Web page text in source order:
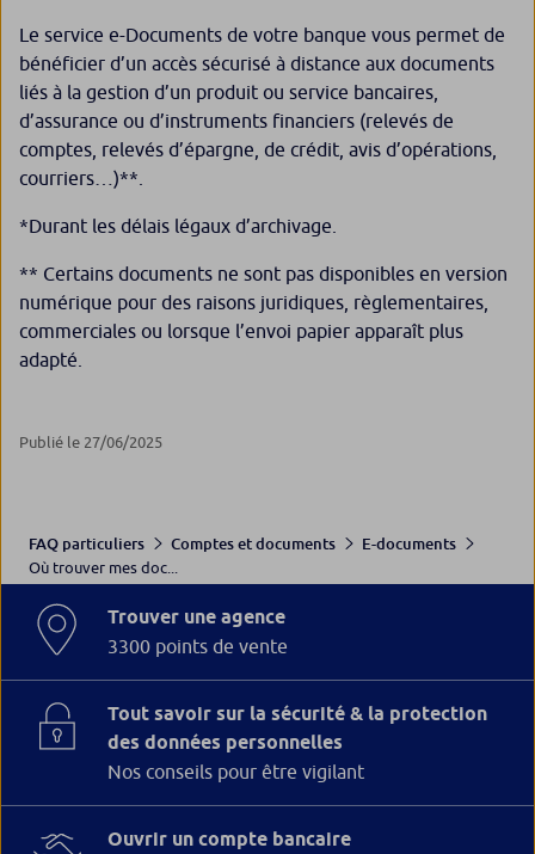
Le service e-Documents de votre banque vous permet de
bénéficier d’un accès sécurisé à distance aux documents
liés à la gestion d’un produit ou service bancaires,
d’assurance ou d’instruments financiers (relevés de
comptes, relevés d’épargne, de crédit, avis d’opérations,
courriers…)**.
*Durant les délais légaux d’archivage.
** Certains documents ne sont pas disponibles en version
numérique pour des raisons juridiques, règlementaires,
commerciales ou lorsque l’envoi papier apparaît plus
adapté.
Publié le 27/06/2025
FAQ particuliers Comptes et documents
E-documents
Où trouver mes doc...
Trouver une agence
3300 points de vente
Tout savoir sur la sécurité & la protection
des données personnelles
Nos conseils pour être vigilant
Ouvrir un compte bancaire